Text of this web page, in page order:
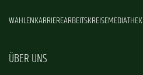
WAHLENKARRIEREARBEITSKREISEMEDIATHEK
ÜBER UNS